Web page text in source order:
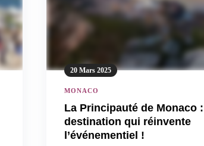
20 Mars 2025
MONACO
La Principauté de Monaco
destination qui réinvente
l’événementiel !